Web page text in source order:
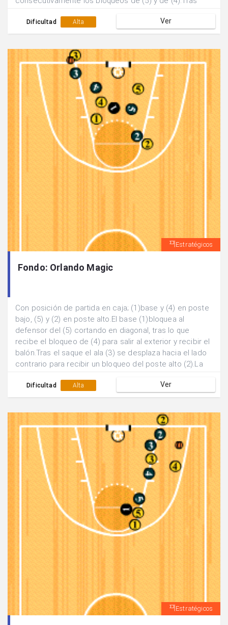
tiro exterior.
Dificultad Alta Ver
Estratégicos
Fondo: Orlando Magic
Con posición de partida en caja; (1)base y (4) en poste
bajo, (5) y (2) en poste alto.El base (1)bloquea al
defensor del (5) cortando en diagonal, tras lo que
recibe el bloqueo de (4) para salir al exterior y recibir el
balón.Tras el saque el ala (3) se desplaza hacia el lado
contrario para recibir un bloqueo del poste alto (2).La
posibilidades; a) Finalización del (1) en tiro. b) Pase al
(3) y finalización de éste.
Dificultad Alta Ver
Estratégicos